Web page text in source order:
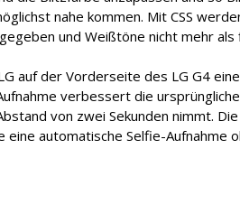
nahe kommen. Mit CSS
und Weißtöne nicht mehr als
auf der Vorderseite des LG G4
verbessert die
von zwei Sekunden nimmt.
eine automatische Selfie-Aufnahme